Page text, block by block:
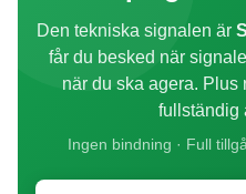
Den tekniska signalen är
får du besked när
när du ska agera. Plus
fullständig
Ingen bindning · Full